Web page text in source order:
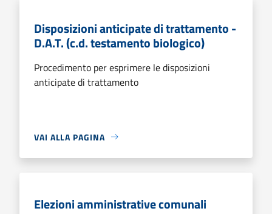
Disposizioni anticipate di trattamento -
D.A.T. (c.d. testamento biologico)
Procedimento per esprimere le disposizioni
anticipate di trattamento
VAI ALLA PAGINA
Elezioni amministrative comunali